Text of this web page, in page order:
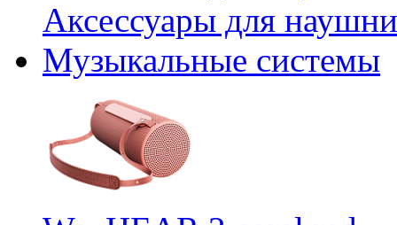
Аксессуары для
Музыкальные системы